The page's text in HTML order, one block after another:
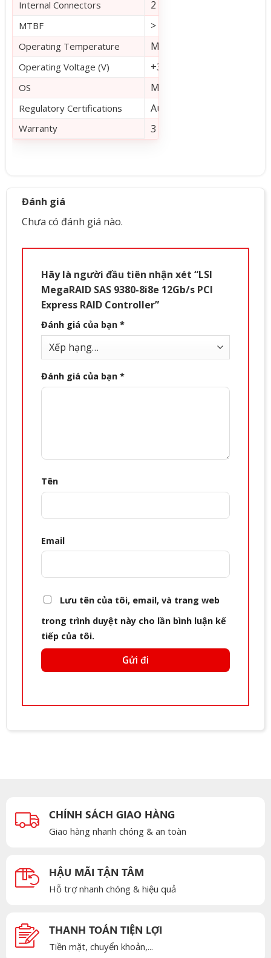
Internal Connectors 2 Mini-SAS HD SFF8643
MTBF > 2,500,000 hours
Operating Temperature Maximum ambient:
Operating Voltage (V) +3.3V, +12V
OS Microsoft Windows, Linux
Regulatory Certifications Australia/New Zealand
Warranty 3 years, free technical
Đánh giá
Chưa có đánh giá nào.
Hãy là người đầu tiên nhận xét “LSI
MegaRAID SAS 9380-8i8e 12Gb/s PCI
Express RAID Controller”
Đánh giá của bạn *
Đánh giá của bạn *
Tên
Email
Lưu tên của tôi, email, và trang web
trong trình duyệt này cho lần bình luận kế
tiếp của tôi.
CHÍNH SÁCH GIAO HÀNG
Giao hàng nhanh chóng & an toàn
HẬU MÃI TẬN TÂM
Hỗ trợ nhanh chóng & hiệu quả
THANH TOÁN TIỆN LỢI
Tiền mặt, chuyển khoản,...